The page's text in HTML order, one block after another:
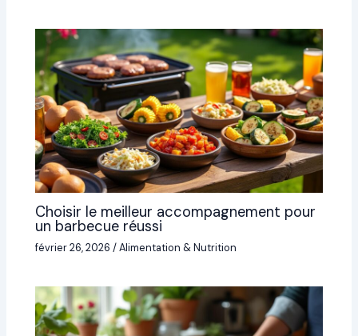
Choisir le meilleur accompagnement pour
un barbecue réussi
février 26, 2026/Alimentation & Nutrition